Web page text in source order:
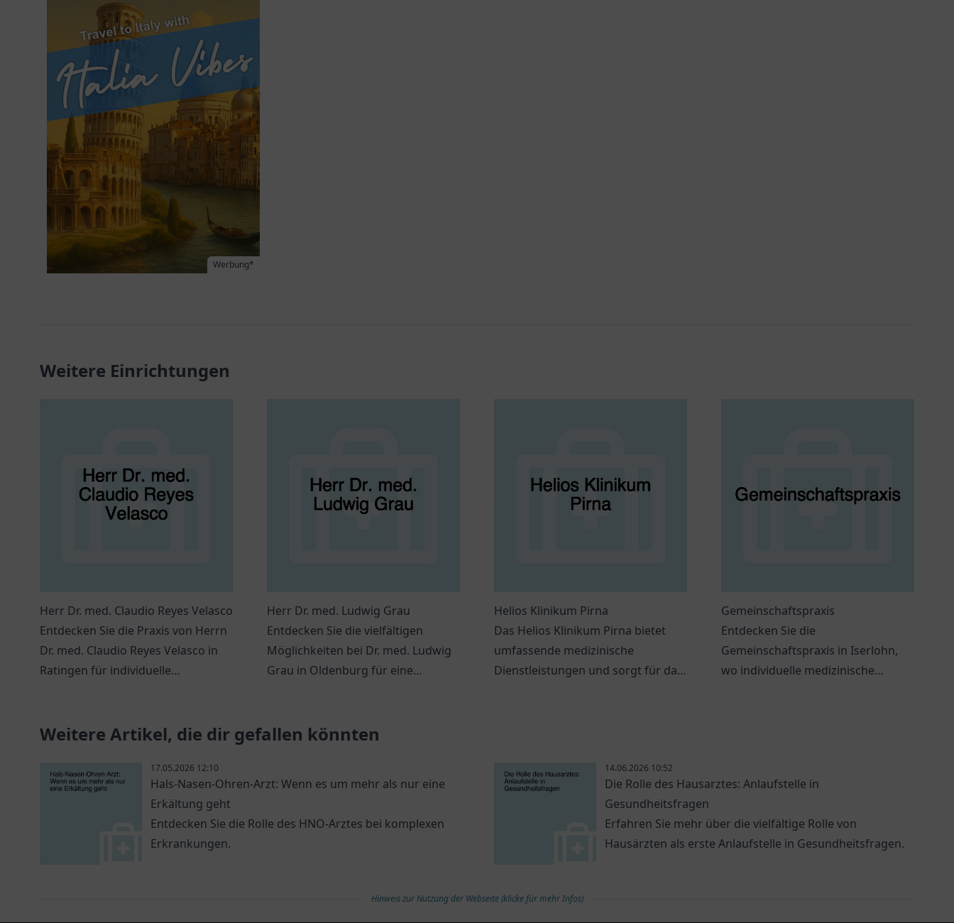
Werbung*
Weitere Einrichtungen
Herr Dr. med. Claudio Reyes Velasco
Entdecken Sie die Praxis von Herrn
Dr. med. Claudio Reyes Velasco in
Ratingen für individuelle
Herr Dr. med. Ludwig Grau
Entdecken Sie die vielfältigen
Möglichkeiten bei Dr. med. Ludwig
Grau in Oldenburg für eine
Helios Klinikum Pirna
Das Helios Klinikum Pirna bietet
umfassende medizinische
Dienstleistungen und sorgt für das
Gemeinschaftspraxis
Entdecken Sie die
Gemeinschaftspraxis in Iserlohn,
wo individuelle medizinische
Weitere Artikel, die dir gefallen könnten
17.05.2026 12:10
Hals-Nasen-Ohren-Arzt: Wenn es um mehr als nur eine
Erkältung geht
Entdecken Sie die Rolle des HNO-Arztes bei komplexen
Erkrankungen.
14.06.2026 10:52
Die Rolle des Hausarztes: Anlaufstelle in
Gesundheitsfragen
Erfahren Sie mehr über die vielfältige Rolle von
Hausärzten als erste Anlaufstelle in Gesundheitsfragen.
Hinweis zur Nutzung der Webseite (klicke für mehr Infos)